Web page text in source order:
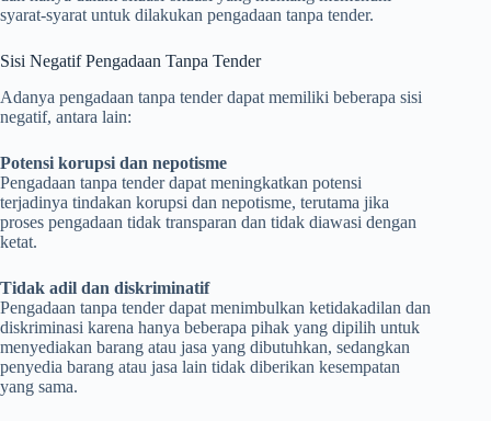
syarat-syarat untuk dilakukan pengadaan tanpa tender.
Sisi Negatif Pengadaan Tanpa Tender
Adanya pengadaan tanpa tender dapat memiliki beberapa sisi
negatif, antara lain:
Potensi korupsi dan nepotisme
Pengadaan tanpa tender dapat meningkatkan potensi
terjadinya tindakan korupsi dan nepotisme, terutama jika
proses pengadaan tidak transparan dan tidak diawasi dengan
ketat.
Tidak adil dan diskriminatif
Pengadaan tanpa tender dapat menimbulkan ketidakadilan dan
diskriminasi karena hanya beberapa pihak yang dipilih untuk
menyediakan barang atau jasa yang dibutuhkan, sedangkan
penyedia barang atau jasa lain tidak diberikan kesempatan
yang sama.